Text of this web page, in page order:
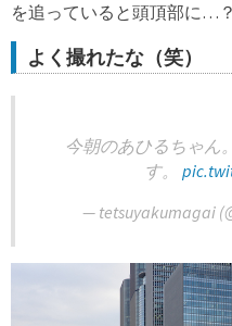
を追っていると頭頂部に…？
よく撮れたな（笑）
今朝のあひるちゃん
す。
— tetsuyakumagai